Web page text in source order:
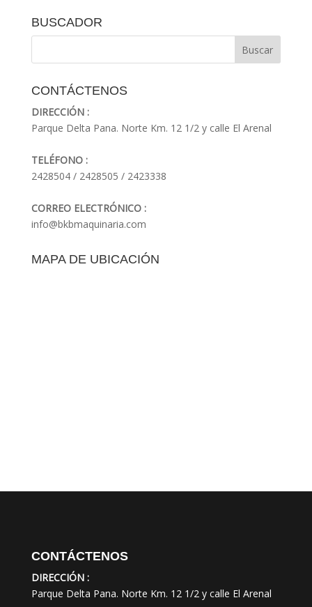
BUSCADOR
CONTÁCTENOS
DIRECCIÓN :
Parque Delta Pana. Norte Km. 12 1/2 y calle El Arenal
TELÉFONO :
2428504 / 2428505 / 2423338
CORREO ELECTRÓNICO :
info@bkbmaquinaria.com
MAPA DE UBICACIÓN
CONTÁCTENOS
DIRECCIÓN :
Parque Delta Pana. Norte Km. 12 1/2 y calle El Arenal